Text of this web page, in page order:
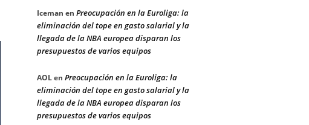
Iceman en Preocupación en la Euroliga: la
eliminación del tope en gasto salarial y la
llegada de la NBA europea disparan los
presupuestos de varios equipos
AOLen Preocupación en la Euroliga: la
eliminación del tope en gasto salarial y la
llegada de la NBA europea disparan los
presupuestos de varios equipos